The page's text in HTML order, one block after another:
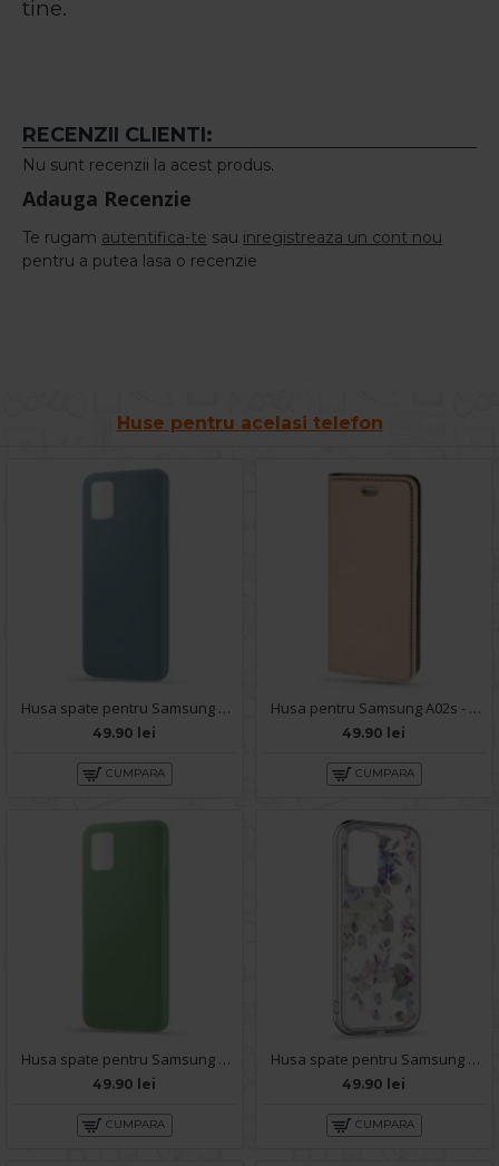
tine.
RECENZII CLIENTI:
Nu sunt recenzii la acest produs.
Adauga Recenzie
Te rugam autentifica-te sau inregistreaza un cont nou
pentru a putea lasa o recenzie
Huse pentru acelasi telefon
Husa spate pentru Samsung A02S - Silicon Line Gri
49.90 lei
CUMPARA
Husa pentru Samsung A02s - Carte X-Power Gold
49.90 lei
CUMPARA
Husa spate pentru Samsung A02S - Silicon Line Verde
49.90 lei
CUMPARA
Husa spate pentru Samsung Galaxy A02s - Silver Case
49.90 lei
CUMPARA